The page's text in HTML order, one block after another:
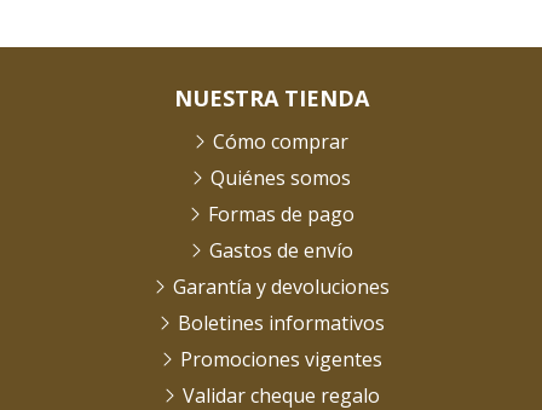
NUESTRA TIENDA
Cómo comprar
Quiénes somos
Formas de pago
Gastos de envío
Garantía y devoluciones
Boletines informativos
Promociones vigentes
Validar cheque regalo